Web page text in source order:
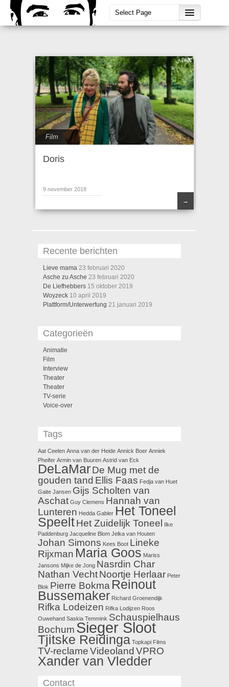
Film
Doris
9 november 2018
→
Recente berichten
Lieve mama 23 februari 2020
Asche zu Asche 23 februari 2020
De Liefhebbers 15 oktober 2019
Woyzeck 10 april 2019
Plattform/Unterwerfung 21 januari 2019
Categorieën
Animatie
Film
Interview
Theater
Theater
TV-serie
Voice-over
Tags
Aat Ceelen Anna van der Heide Annick Boer Anniek
Pheifer Armin van Buuren Astrid van Eck
DeLaMarDe Mug met de
gouden tand Ellis Faas Fedja van Huet
Gaite Jansen Gijs Scholten van
Aschat Guy Clemens Hannah van
Lunteren Hedda Gabler Het Toneel
SpeeltHet Zuidelijk Toneel Ilke
Paddenburg Jacqueline Blom Jelka van Houten
Johan Simons Kees Boot Lineke
Rijxman Maria Goos Mariss
Jansons Mijke de Jong Nasrdin Char
Nathan VechtNoortje Herlaar Peter
Blok Pierre Bokma Reinout
Bussemaker Richard Groenendijk
Rifka Lodeizen Rifka Lodijzen Roos
Ouwehand Saskia Temmink Schauspielhaus
Bochum Sieger Sloot
Tjitske Reidinga Topkapi Films
TV-reclameVideolandVPRO
Xander van Vledder
Contact